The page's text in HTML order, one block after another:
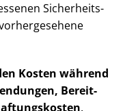
Si­cher­heits­
Kosten während
Be­reit­
.